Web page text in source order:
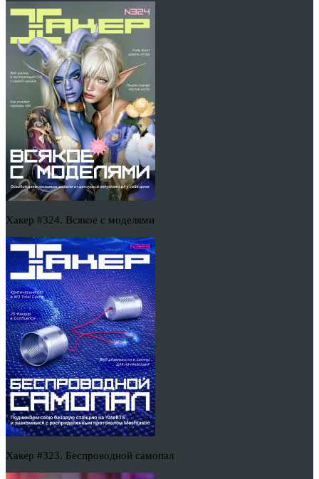
Хакер #324. Всякое с моделями
Хакер #323. Беспроводной самопал